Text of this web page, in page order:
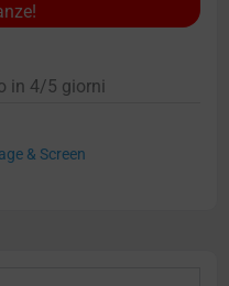
in 4/5 giorni
& Screen